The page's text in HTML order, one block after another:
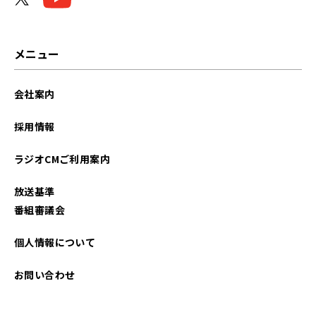
メニュー
会社案内
採用情報
ラジオCMご利用案内
放送基準
番組審議会
個人情報について
お問い合わせ